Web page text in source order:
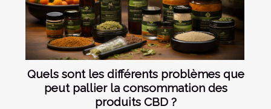
Quels sont les différents problèmes que
peut pallier la consommation des
produits CBD ?